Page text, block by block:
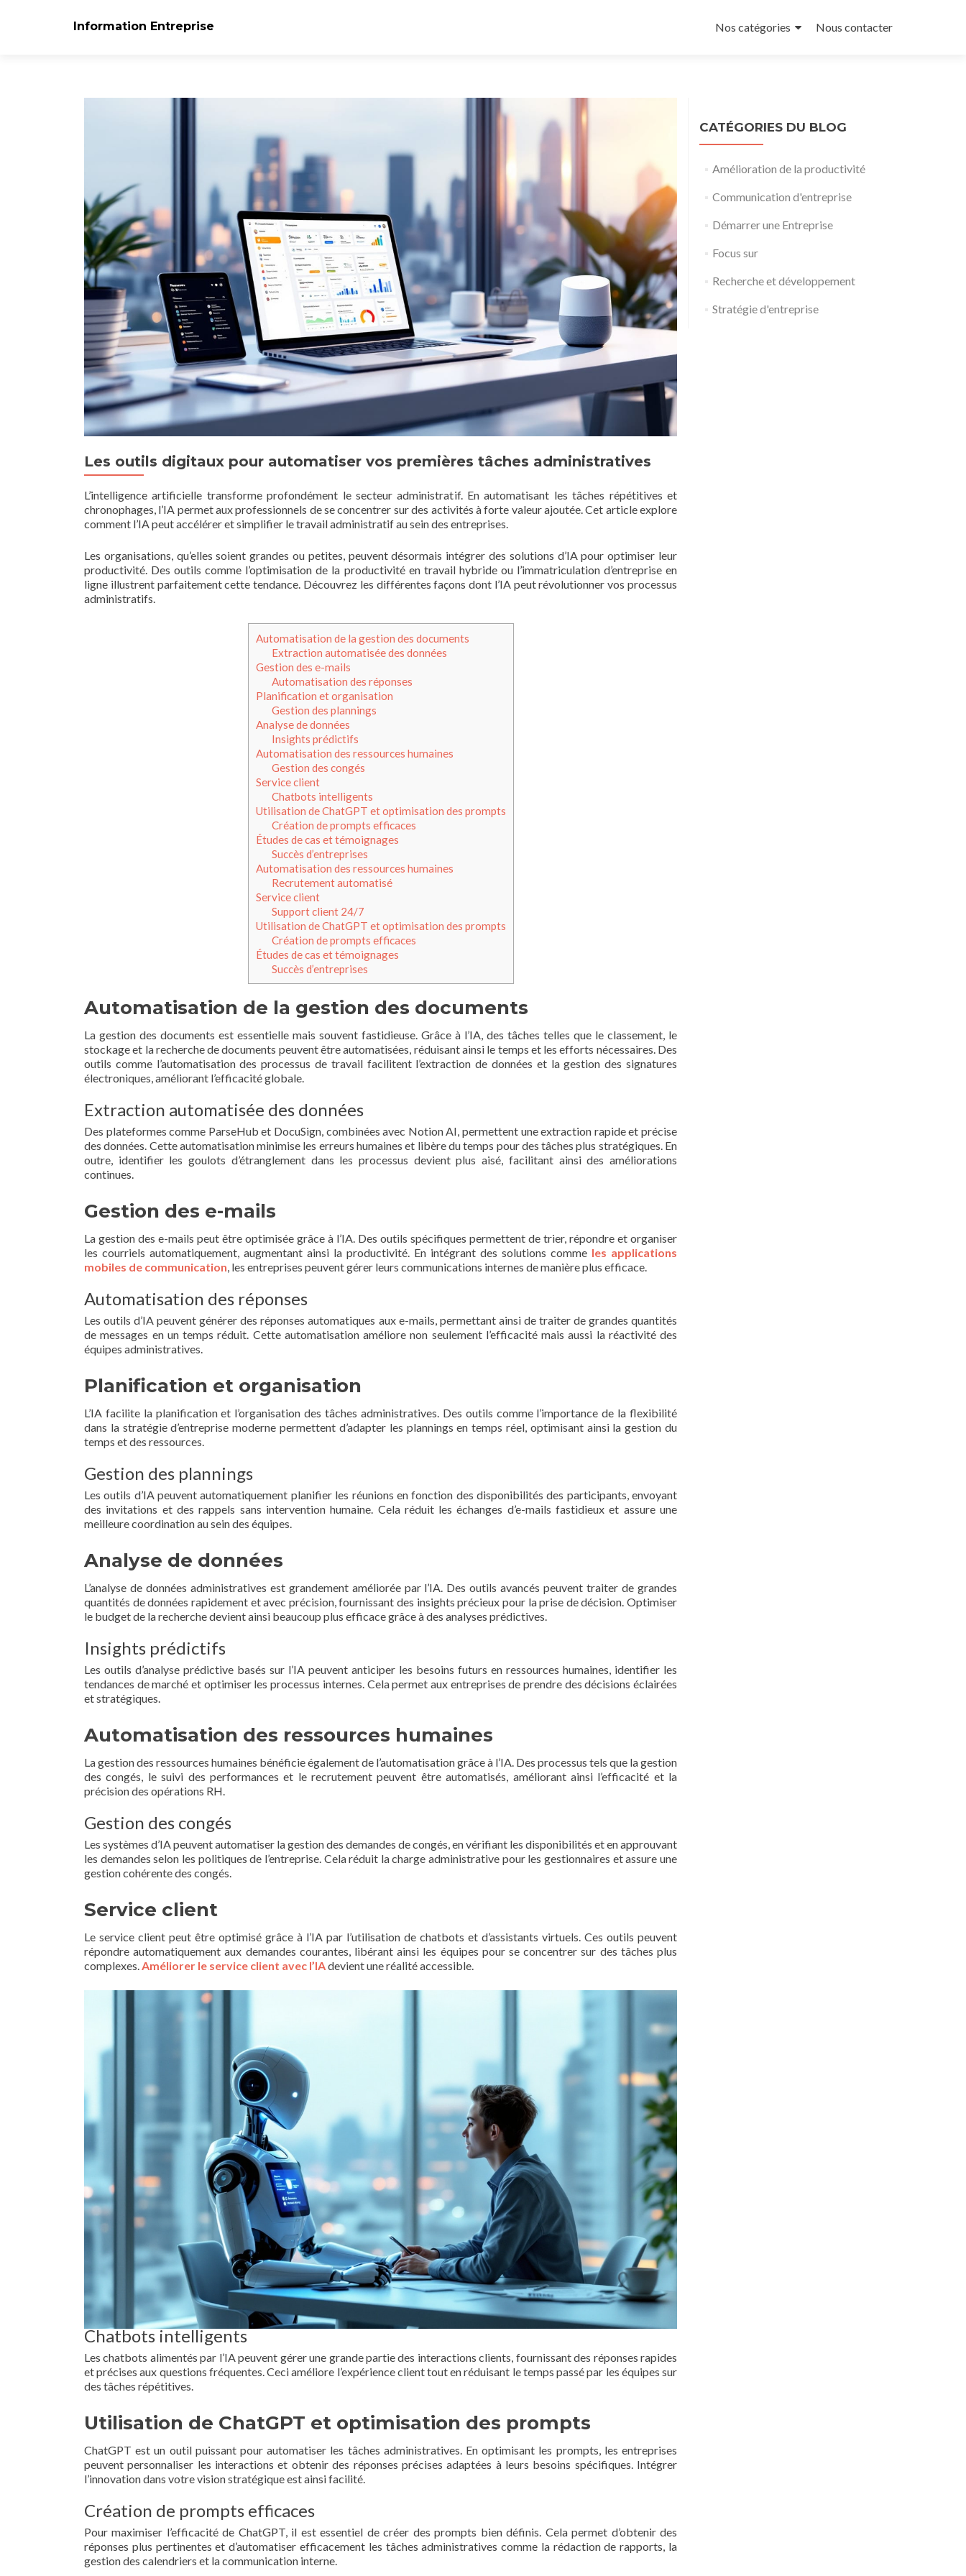
Information Entreprise
au
Nos catégories Nous contacter
Les outils digitaux pour automatiser vos premières tâches administratives
L’intelligence artificielle transforme profondément le secteur administratif. En automatisant les tâches répétitives et
chronophages, l’IA permet aux professionnels de se concentrer sur des activités à forte valeur ajoutée. Cet article explore
comment l’IA peut accélérer et simplifier le travail administratif au sein des entreprises.
Les organisations, qu’elles soient grandes ou petites, peuvent désormais intégrer des solutions d’IA pour optimiser leur
productivité. Des outils comme l’optimisation de la productivité en travail hybride ou l’immatriculation d’entreprise en
ligne illustrent parfaitement cette tendance. Découvrez les différentes façons dont l’IA peut révolutionner vos processus
administratifs.
Automatisation de la gestion des documents
Extraction automatisée des données
Gestion des e-mails
Automatisation des réponses
Planification et organisation
Gestion des plannings
Analyse de données
Insights prédictifs
Automatisation des ressources humaines
Gestion des congés
Service client
Chatbots intelligents
Utilisation de ChatGPT et optimisation des prompts
Création de prompts efficaces
Études de cas et témoignages
Succès d’entreprises
Automatisation des ressources humaines
Recrutement automatisé
Service client
Support client 24/7
Utilisation de ChatGPT et optimisation des prompts
Création de prompts efficaces
Études de cas et témoignages
Succès d’entreprises
Automatisation de la gestion des documents
La gestion des documents est essentielle mais souvent fastidieuse. Grâce à l’IA, des tâches telles que le classement, le
stockage et la recherche de documents peuvent être automatisées, réduisant ainsi le temps et les efforts nécessaires. Des
outils comme l’automatisation des processus de travail facilitent l’extraction de données et la gestion des signatures
électroniques, améliorant l’efficacité globale.
Extraction automatisée des données
Des plateformes comme ParseHub et DocuSign, combinées avec Notion AI, permettent une extraction rapide et précise
des données. Cette automatisation minimise les erreurs humaines et libère du temps pour des tâches plus stratégiques. En
outre, identifier les goulots d’étranglement dans les processus devient plus aisé, facilitant ainsi des améliorations
continues.
Gestion des e-mails
La gestion des e-mails peut être optimisée grâce à l’IA. Des outils spécifiques permettent de trier, répondre et organiser
les courriels automatiquement, augmentant ainsi la productivité. En intégrant des solutions comme les applications
mobiles de communication , les entreprises peuvent gérer leurs communications internes de manière plus efficace.
Automatisation des réponses
Les outils d’IA peuvent générer des réponses automatiques aux e-mails, permettant ainsi de traiter de grandes quantités
de messages en un temps réduit. Cette automatisation améliore non seulement l’efficacité mais aussi la réactivité des
équipes administratives.
Planification et organisation
L’IA facilite la planification et l’organisation des tâches administratives. Des outils comme l’importance de la flexibilité
dans la stratégie d’entreprise moderne permettent d’adapter les plannings en temps réel, optimisant ainsi la gestion du
temps et des ressources.
Gestion des plannings
Les outils d’IA peuvent automatiquement planifier les réunions en fonction des disponibilités des participants, envoyant
des invitations et des rappels sans intervention humaine. Cela réduit les échanges d’e-mails fastidieux et assure une
meilleure coordination au sein des équipes.
Analyse de données
L’analyse de données administratives est grandement améliorée par l’IA. Des outils avancés peuvent traiter de grandes
quantités de données rapidement et avec précision, fournissant des insights précieux pour la prise de décision. Optimiser
le budget de la recherche devient ainsi beaucoup plus efficace grâce à des analyses prédictives.
Insights prédictifs
Les outils d’analyse prédictive basés sur l’IA peuvent anticiper les besoins futurs en ressources humaines, identifier les
tendances de marché et optimiser les processus internes. Cela permet aux entreprises de prendre des décisions éclairées
et stratégiques.
Automatisation des ressources humaines
La gestion des ressources humaines bénéficie également de l’automatisation grâce à l’IA. Des processus tels que la gestion
des congés, le suivi des performances et le recrutement peuvent être automatisés, améliorant ainsi l’efficacité et la
précision des opérations RH.
Gestion des congés
Les systèmes d’IA peuvent automatiser la gestion des demandes de congés, en vérifiant les disponibilités et en approuvant
les demandes selon les politiques de l’entreprise. Cela réduit la charge administrative pour les gestionnaires et assure une
gestion cohérente des congés.
Service client
Le service client peut être optimisé grâce à l’IA par l’utilisation de chatbots et d’assistants virtuels. Ces outils peuvent
répondre automatiquement aux demandes courantes, libérant ainsi les équipes pour se concentrer sur des tâches plus
complexes. Améliorer le service client avec l’IAdevient une réalité accessible.
Chatbots intelligents
Les chatbots alimentés par l’IA peuvent gérer une grande partie des interactions clients, fournissant des réponses rapides
et précises aux questions fréquentes. Ceci améliore l’expérience client tout en réduisant le temps passé par les équipes sur
des tâches répétitives.
Utilisation de ChatGPT et optimisation des prompts
ChatGPT est un outil puissant pour automatiser les tâches administratives. En optimisant les prompts, les entreprises
peuvent personnaliser les interactions et obtenir des réponses précises adaptées à leurs besoins spécifiques. Intégrer
l’innovation dans votre vision stratégique est ainsi facilité.
Création de prompts efficaces
Pour maximiser l’efficacité de ChatGPT, il est essentiel de créer des prompts bien définis. Cela permet d’obtenir des
réponses plus pertinentes et d’automatiser efficacement les tâches administratives comme la rédaction de rapports, la
gestion des calendriers et la communication interne.
CATÉGORIES DU BLOG
Amélioration de la productivité
Communication d'entreprise
Démarrer une Entreprise
Focus sur
Recherche et développement
Stratégie d'entreprise